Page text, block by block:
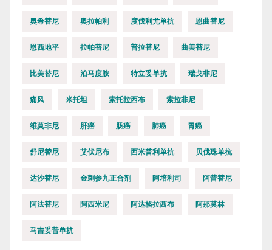
奥希替尼 奥拉帕利 度伐利尤单抗 恩曲替尼
恩西地平 拉帕替尼 普拉替尼 曲美替尼
比美替尼 泊马度胺 特立妥单抗 瑞戈非尼
痛风 米托坦 索托拉西布 索拉非尼
维莫非尼 肝癌 肠癌 肺癌 胃癌
舒尼替尼 艾伏尼布 西米普利单抗 贝伐珠单抗
达沙替尼 金刺参九正合剂 阿培利司 阿昔替尼
阿法替尼 阿西米尼 阿达格拉西布 阿那莫林
马吉妥昔单抗